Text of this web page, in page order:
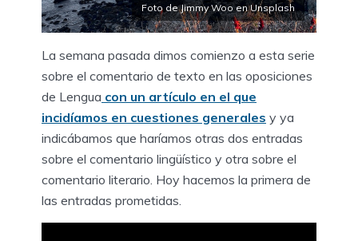
Foto de Jimmy Woo en Unsplash
La semana pasada dimos comienzo a esta serie
sobre el comentario de texto en las oposiciones
de Lengua con un artículo en el que
incidíamos en cuestiones generales y ya
indicábamos que haríamos otras dos entradas
sobre el comentario lingüístico y otra sobre el
comentario literario. Hoy hacemos la primera de
las entradas prometidas.